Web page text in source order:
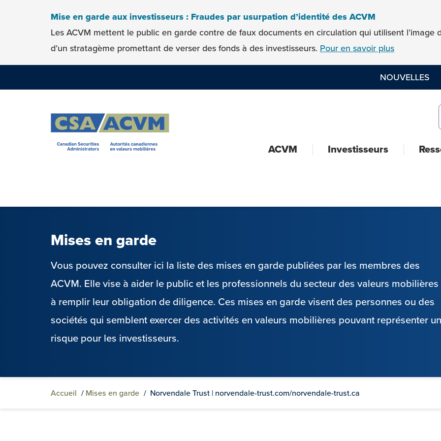
Skip to contentMise en garde aux investisseurs : Fraudes par usurpation d’identité des ACVM
Les ACVM mettent le public en garde contre de faux documents en circulation qui utilisent l’image
d’un stratagème promettant de verser des fonds à des investisseurs. Pour en savoir plus
NOUVELLES
ACVM Investisseurs
Mises en garde
Vous pouvez consulter ici la liste des mises en garde publiées par les membres des
ACVM. Elle vise à aider le public et les professionnels du secteur des valeurs mobilières
à remplir leur obligation de diligence. Ces mises en garde visent des personnes ou des
sociétés qui semblent exercer des activités en valeurs mobilières pouvant représenter un
risque pour les investisseurs.
Accueil / Mises en garde / Norvendale Trust | norvendale-trust.com/norvendale-trust.ca